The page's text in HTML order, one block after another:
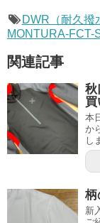
DWR（耐久撥
MONTURA-FCT-
関連記事
秋
買
本
か
し
柄
新